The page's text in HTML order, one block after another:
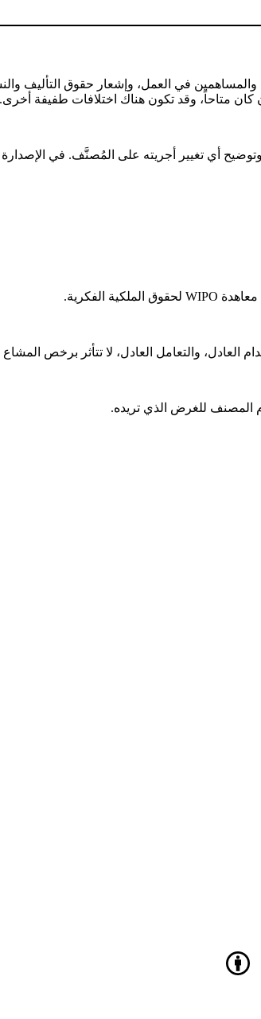
في العمل، وإشعار حقوق التأليف
والتعامل العادل، لا تتأثر برخص المشاع
المصنف للغرض الذي تريده.